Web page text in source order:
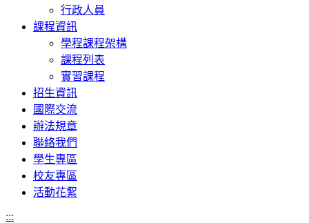
行政人員
課程資訊
學程課程架構
課程列表
實習課程
招生資訊
國際交流
辦法規章
聯絡我們
學生專區
校友專區
活動花絮
:::